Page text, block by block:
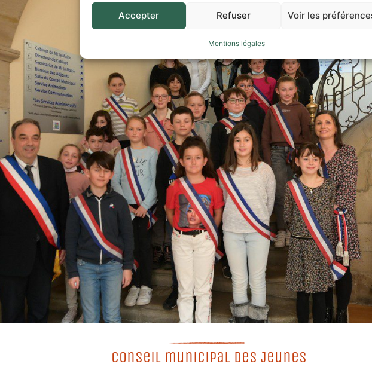
Accepter Refuser Voir les
Mentions légales
Conseil municipal des Jeunes